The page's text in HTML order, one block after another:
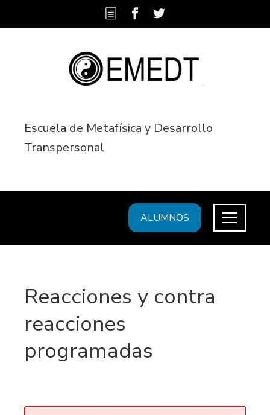
Escuela de Metafísica y Desarrollo
Transpersonal
ALUMNOS
Reacciones y contra
reacciones
programadas